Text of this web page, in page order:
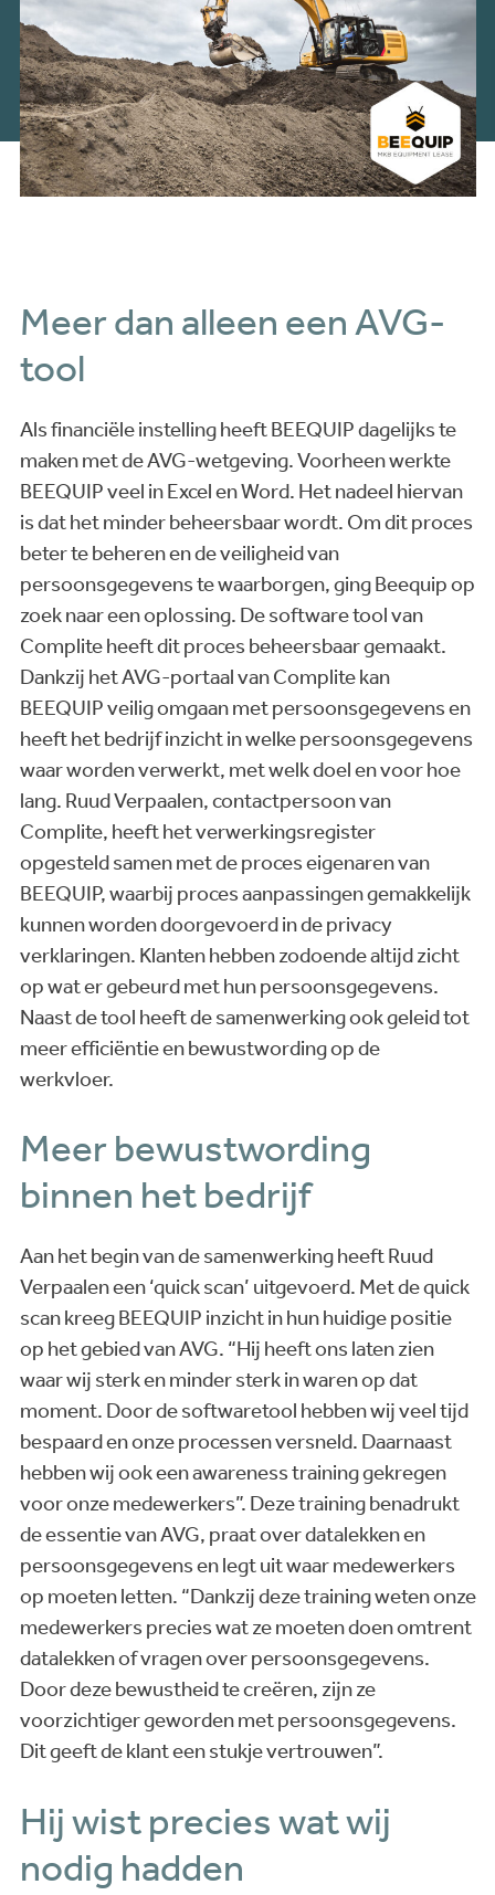
Meer dan alleen een AVG-
tool
Als financiële instelling heeft BEEQUIP dagelijks te
maken met de AVG-wetgeving. Voorheen werkte
BEEQUIP veel in Excel en Word. Het nadeel hiervan
is dat het minder beheersbaar wordt. Om dit proces
beter te beheren en de veiligheid van
persoonsgegevens te waarborgen, ging Beequip op
zoek naar een oplossing. De software tool van
Complite heeft dit proces beheersbaar gemaakt.
Dankzij het AVG-portaal van Complite kan
BEEQUIP veilig omgaan met persoonsgegevens en
heeft het bedrijf inzicht in welke persoonsgegevens
waar worden verwerkt, met welk doel en voor hoe
lang. Ruud Verpaalen, contactpersoon van
Complite, heeft het verwerkingsregister
opgesteld samen met de proces eigenaren van
BEEQUIP, waarbij proces aanpassingen gemakkelijk
kunnen worden doorgevoerd in de privacy
verklaringen. Klanten hebben zodoende altijd zicht
op wat er gebeurd met hun persoonsgegevens.
Naast de tool heeft de samenwerking ook geleid tot
meer efficiëntie en bewustwording op de
werkvloer.
Meer bewustwording
binnen het bedrijf
Aan het begin van de samenwerking heeft Ruud
Verpaalen een ‘quick scan’ uitgevoerd. Met de quick
scan kreeg BEEQUIP inzicht in hun huidige positie
op het gebied van AVG. “Hij heeft ons laten zien
waar wij sterk en minder sterk in waren op dat
moment. Door de softwaretool hebben wij veel tijd
bespaard en onze processen versneld. Daarnaast
hebben wij ook een awareness training gekregen
voor onze medewerkers”. Deze training benadrukt
de essentie van AVG, praat over datalekken en
persoonsgegevens en legt uit waar medewerkers
op moeten letten. “Dankzij deze training weten onze
medewerkers precies wat ze moeten doen omtrent
datalekken of vragen over persoonsgegevens.
Door deze bewustheid te creëren, zijn ze
voorzichtiger geworden met persoonsgegevens.
Dit geeft de klant een stukje vertrouwen”.
Hij wist precies wat wij
nodig hadden